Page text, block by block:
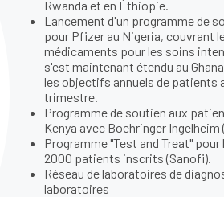
Rwanda et en Éthiopie.
Lancement d'un programme de
pour Pfizer au Nigeria, couvrant
médicaments pour les soins
s'est maintenant étendu au
les objectifs annuels de patients
trimestre.
Programme de soutien aux
Kenya avec Boehringer Ingelheim
Programme "Test and Treat"
2000 patients inscrits (Sanofi).
Réseau de laboratoires de
laboratoires